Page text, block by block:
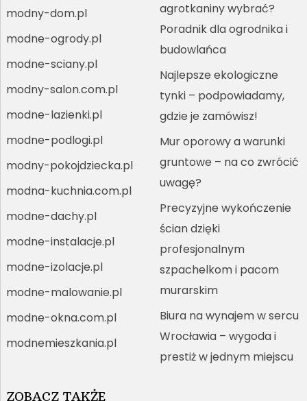
modny-dom.pl
modne-ogrody.pl
modne-sciany.pl
modny-salon.com.pl
modne-lazienki.pl
modne-podlogi.pl
modny-pokojdziecka.pl
modna-kuchnia.com.pl
modne-dachy.pl
modne-instalacje.pl
modne-izolacje.pl
modne-malowanie.pl
modne-okna.com.pl
modnemieszkania.pl
agrotkaniny wybrać?
Poradnik dla ogrodnika i
budowlańca
Najlepsze ekologiczne
tynki – podpowiadamy,
gdzie je zamówisz!
Mur oporowy a warunki
gruntowe – na co zwrócić
uwagę?
Precyzyjne wykończenie
ścian dzięki
profesjonalnym
szpachelkom i pacom
murarskim
Biura na wynajem w sercu
Wrocławia – wygoda i
prestiż w jednym miejscu
ZOBACZ TAKŻE